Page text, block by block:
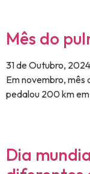
Mês do
31 de Outubro, 2024
Em novembro, mês
pedalou 200 km
Dia